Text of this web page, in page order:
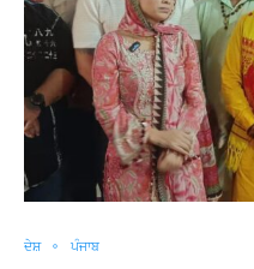
ਦੇਸ਼ ਪੰਜਾਬ